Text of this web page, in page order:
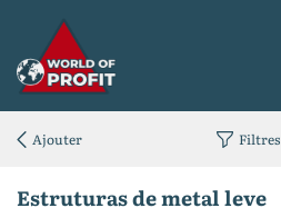
Estruturas de metal leve
Ajouter Filtres